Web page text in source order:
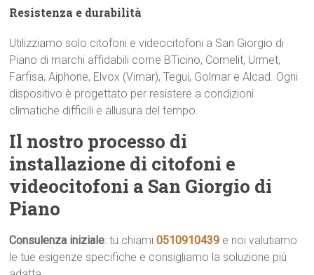
Resistenza e durabilità
Utilizziamo solo citofoni e videocitofoni a San Giorgio di
Piano di marchi affidabili come BTicino, Comelit, Urmet,
Farfisa, Aiphone, Elvox (Vimar), Tegui, Golmar e Alcad. Ogni
dispositivo è progettato per resistere a condizioni
climatiche difficili e allusura del tempo.
Il nostro processo di
installazione di citofoni e
videocitofoni a San Giorgio di
Piano
Consulenza iniziale: tu chiami0510910439 e noi valutiamo
le tue esigenze specifiche e consigliamo la soluzione più